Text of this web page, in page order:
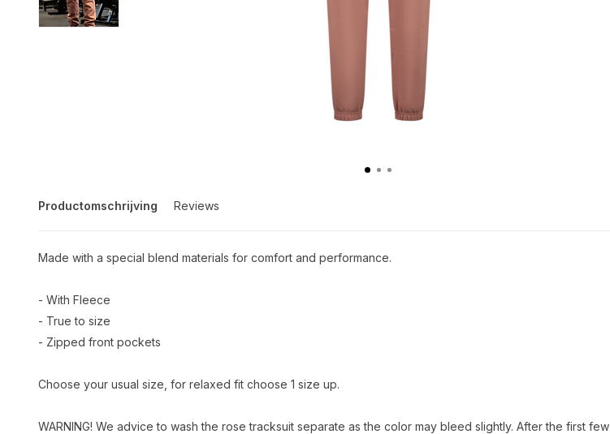
Productomschrijving Reviews
Made with a special blend materials for comfort and performance.
- With Fleece
- True to size
- Zipped front pockets
Choose your usual size, for relaxed fit choose 1 size up.
WARNING! We advice to wash the rose tracksuit separate as the color may bleed slightly. After the first few